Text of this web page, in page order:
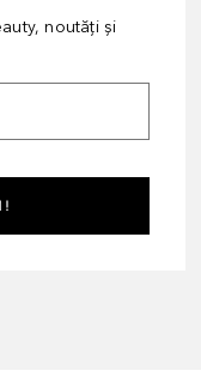
noutăți și